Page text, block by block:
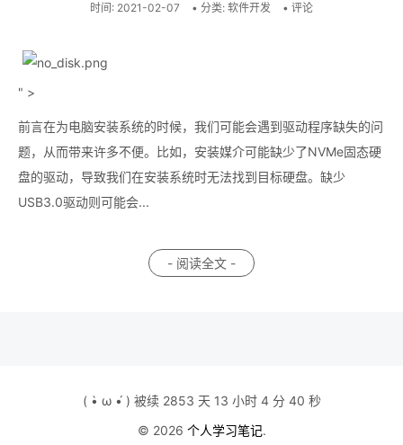
时间: 2021-02-07 • 分类: 软件开发 • 评论
" >
前言在为电脑安装系统的时候，我们可能会遇到驱动程序缺失的问
题，从而带来许多不便。比如，安装媒介可能缺少了NVMe固态硬
盘的驱动，导致我们在安装系统时无法找到目标硬盘。缺少
USB3.0驱动则可能会...
- 阅读全文 -
( •̀ ω •́ ) 被续 2853 天 13 小时 4 分 40 秒
© 2026 个人学习笔记.